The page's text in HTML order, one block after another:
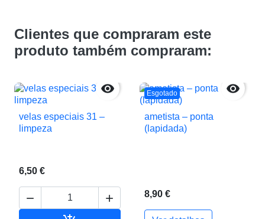
Clientes que compraram este
produto também compraram:

velas especiais 31 –
limpeza
6,50 €
 
Esgotado 
ametista – ponta
(lapidada)
8,90 €